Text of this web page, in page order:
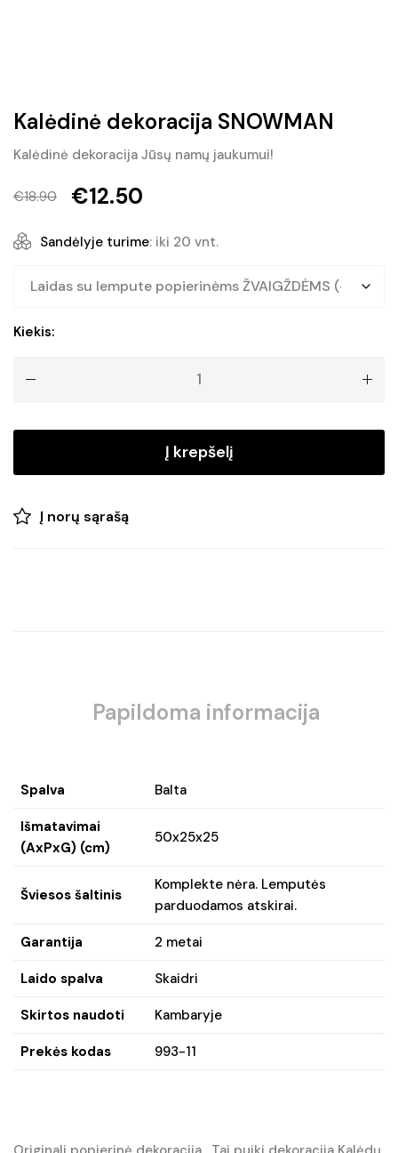
Kalėdinė dekoracija SNOWMAN
Kalėdinė dekoracija Jūsų namų jaukumui!
€18.90
Original
price
was:
€12.50
Current
price
is:
Sandėlyje turime: iki 20 vnt.
produkto
Kiekis:
Į krepšelį
Į norų sąrašą
Papildoma informacija
Spalva Balta
Išmatavimai
(AxPxG) (cm)
50x25x25
Šviesos šaltinis
Komplekte nėra. Lemputės
parduodamos atskirai.
Garantija 2 metai
Laido spalva Skaidri
Skirtos naudoti Kambaryje
Prekės kodas 993-11